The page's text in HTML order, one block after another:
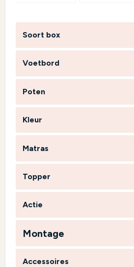
Soort box
Voetbord
Poten
Kleur
Matras
Topper
Actie
Montage
Accessoires